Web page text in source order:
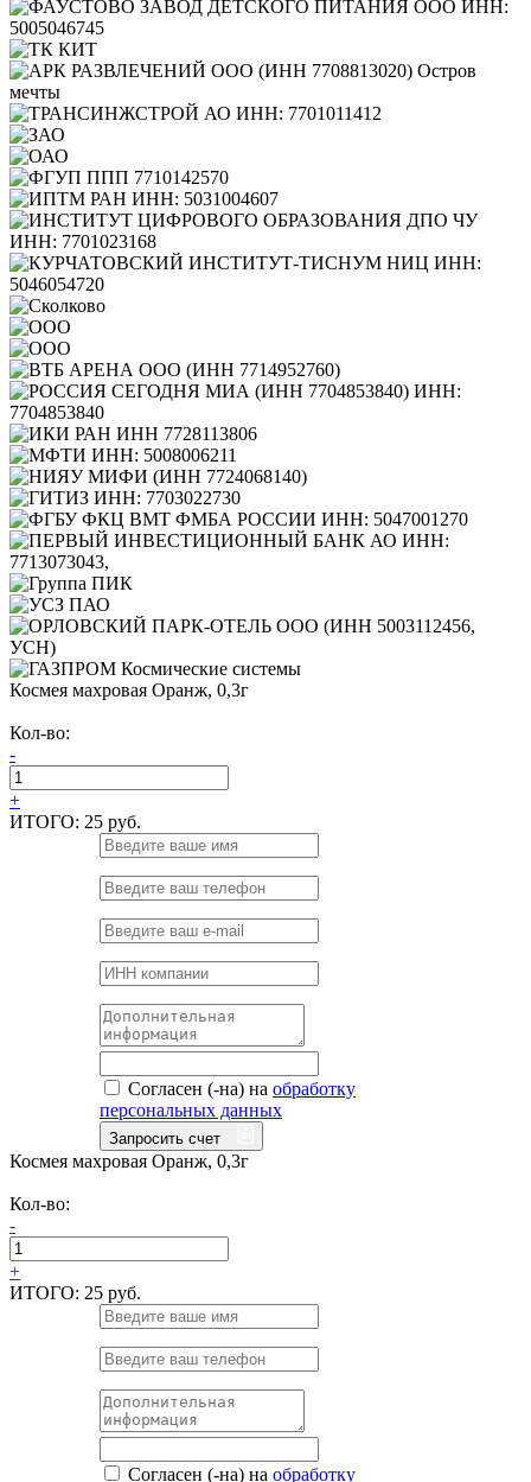
Космея махровая Оранж, 0,3г
Кол-во:
-
+
ИТОГО: 25 руб.
Согласен (-на) на обработку
персональных данных
Запросить счет
Космея махровая Оранж, 0,3г
Кол-во:
-
+
ИТОГО: 25 руб.
Согласен (-на) на обработку